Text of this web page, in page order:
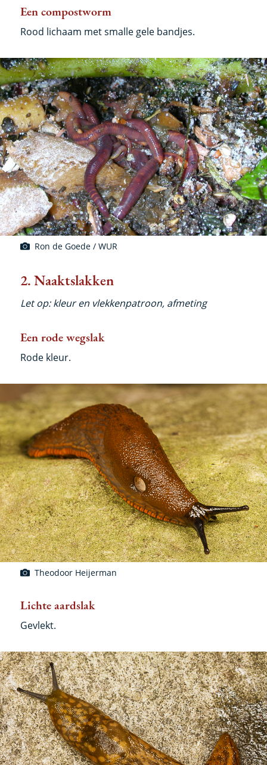
Een compostworm
Rood lichaam met smalle gele bandjes.
Ron de Goede / WUR
2. Naaktslakken
Let op: kleur en vlekkenpatroon, afmeting
Een rode wegslak
Rode kleur.
Theodoor Heijerman
Lichte aardslak
Gevlekt.